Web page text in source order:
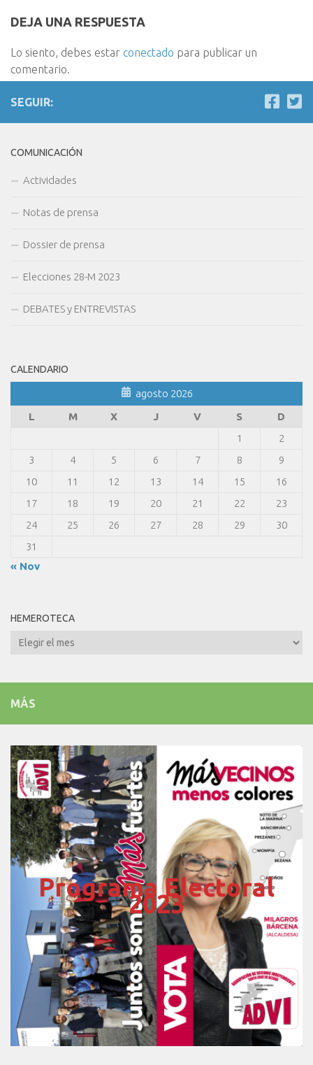
DEJA UNA RESPUESTA
Lo siento, debes estar conectado para publicar un
comentario.
SEGUIR:
COMUNICACIÓN
Actividades
Notas de prensa
Dossier de prensa
Elecciones 28-M 2023
DEBATES y ENTREVISTAS
CALENDARIO
agosto 2026
L
M X J V S
D
1
2
3
4 5 6 7 8
9
10
11 12 13 14 15
16
17
18 19 20 21 22
23
24
25 26 27 28 29
30
31
« Nov
HEMEROTECA
Hemeroteca
MÁS
Programa Electoral
2023